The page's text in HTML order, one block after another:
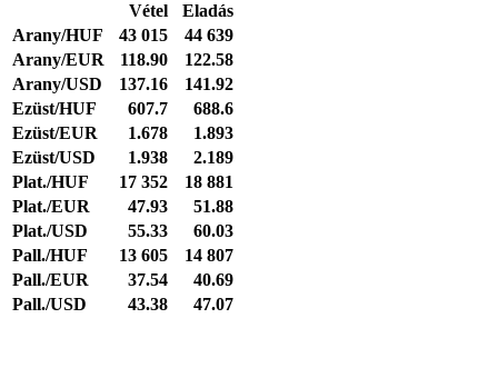
Vétel
Eladás
Arany/HUF
43 015
44 639
Arany/EUR
118.90
122.58
Arany/USD
137.16
141.92
Ezüst/HUF
607.7
688.6
Ezüst/EUR
1.678
1.893
Ezüst/USD
1.938
2.189
Plat./HUF
17 352
18 881
Plat./EUR
47.93
51.88
Plat./USD
55.33
60.03
Pall./HUF
13 605
14 807
Pall./EUR
37.54
40.69
Pall./USD
43.38 47.07